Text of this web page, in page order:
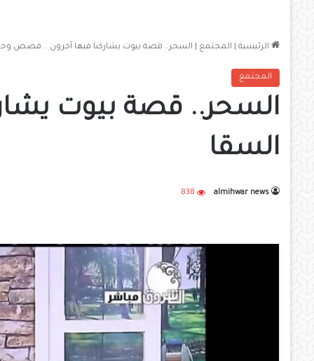
الرئيسية المجتمع السحر.. قصة بيوت يشاركنا فيها آخرون .. قصص
المجتمع
السحر.. قصة بيوت
السقا
almihwar news
838